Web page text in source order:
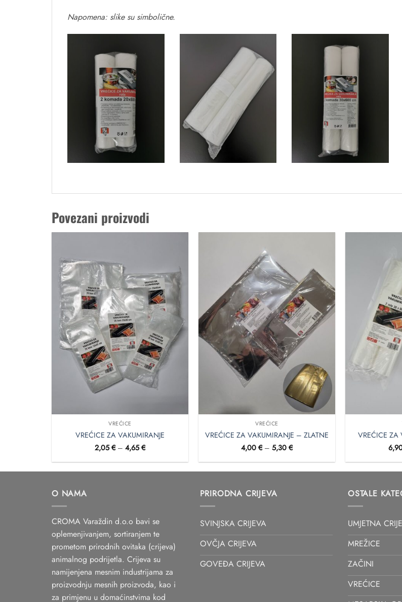
Napomena: slike su simbolične.
Povezani proizvodi
favorite
VREĆICE
VREĆICE ZA VAKUMIRANJE
2,05€ – 4,65€Raspon
od
favorite
VREĆICE
VREĆICE ZA VAKUMIRANJE – ZLATNE
4,00 € – 5,30 €Raspon
od
VREĆICE ZA
O NAMA
CROMA Varaždin d.o.o bavi se
oplemenjivanjem, sortiranjem te
prometom prirodnih ovitaka (crijeva)
animalnog podrijetla. Crijeva su
namijenjena mesnim industrijama za
proizvodnju mesnih proizvoda, kao i
za primjenu u domaćinstvima kod
PRIRODNA CRIJEVA
SVINJSKA CRIJEVA
OVČJA CRIJEVA
GOVEĐA CRIJEVA
OSTALE
UMJETNA
MREŽICE
ZAČINI
VREĆICE